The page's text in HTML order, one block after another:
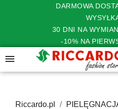
DARMOWA
30 DNI NA
-10% NA

Riccardo.pl